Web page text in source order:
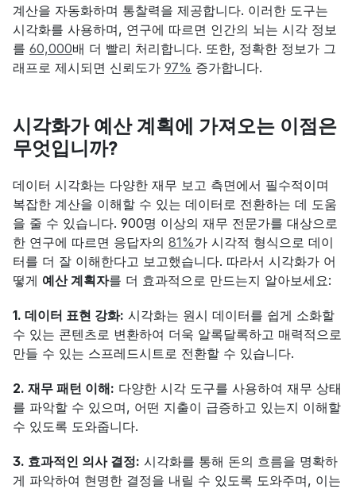
계산을 자동화하며 통찰력을 제공합니다. 이러한 도구는
시각화를 사용하며, 연구에 따르면 인간의 뇌는 시각 정보
를 60,000배 더 빨리 처리합니다. 또한, 정확한 정보가 그
래프로 제시되면 신뢰도가 97% 증가합니다.
시각화가 예산 계획에 가져오는 이점은
무엇입니까?
데이터 시각화는 다양한 재무 보고 측면에서 필수적이며
복잡한 계산을 이해할 수 있는 데이터로 전환하는 데 도움
을 줄 수 있습니다. 900명 이상의 재무 전문가를 대상으로
한 연구에 따르면 응답자의 81%가 시각적 형식으로 데이
터를 더 잘 이해한다고 보고했습니다. 따라서 시각화가 어
떻게 예산 계획자를 더 효과적으로 만드는지 알아보세요:
1. 데이터 표현 강화: 시각화는 원시 데이터를 쉽게 소화할
수 있는 콘텐츠로 변환하여 더욱 알록달록하고 매력적으로
만들 수 있는 스프레드시트로 전환할 수 있습니다.
2. 재무 패턴 이해: 다양한 시각 도구를 사용하여 재무 상태
를 파악할 수 있으며, 어떤 지출이 급증하고 있는지 이해할
수 있도록 도와줍니다.
3. 효과적인 의사 결정: 시각화를 통해 돈의 흐름을 명확하
게 파악하여 현명한 결정을 내릴 수 있도록 도와주며, 이는